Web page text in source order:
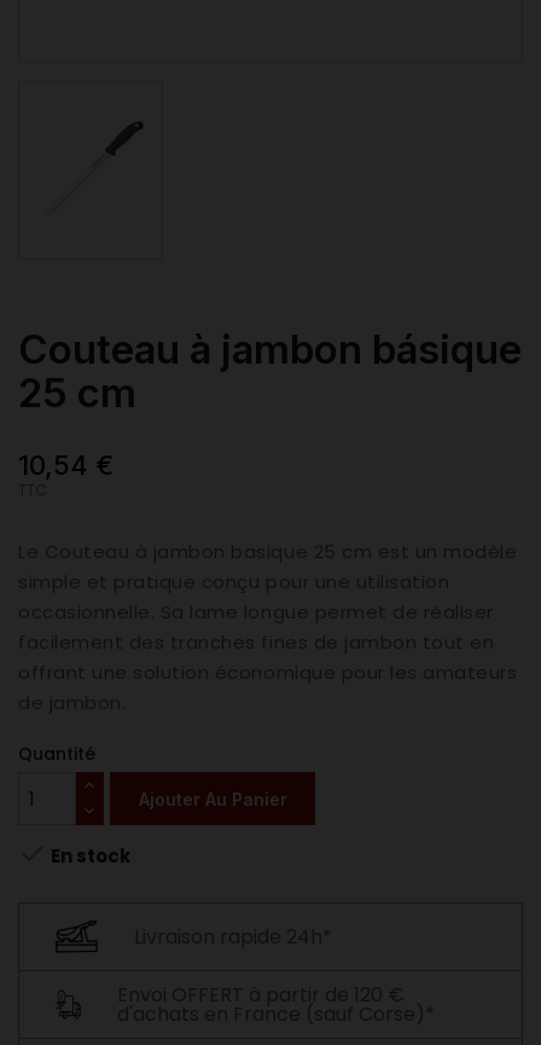
Couteau à jambon básique
25 cm
10,54 €
Quantité
Ajouter Au Panier
 En stock